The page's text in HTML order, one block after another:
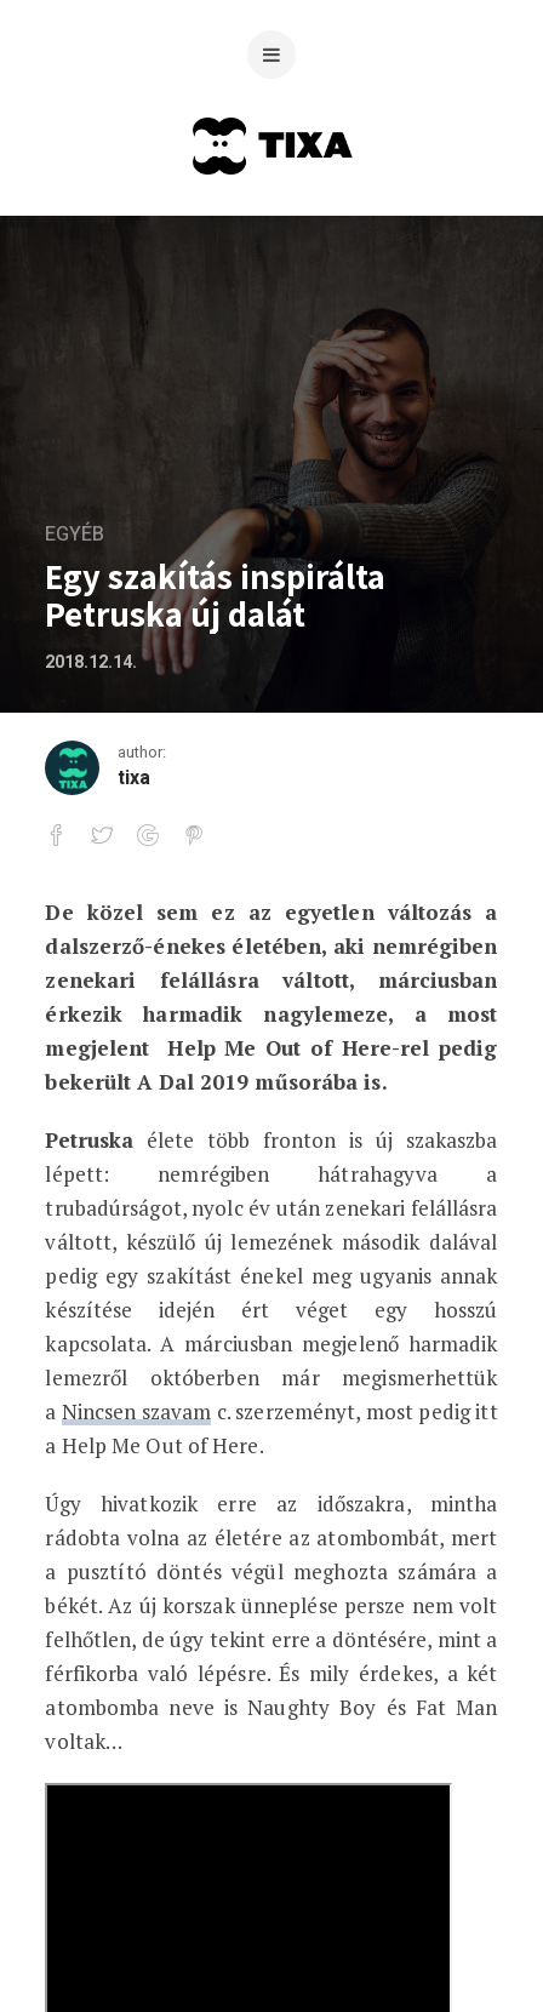
EGYÉB
Egy szakítás inspirálta
Petruska új dalát
2018.12.14.
author:
tixa
Egy szakítás inspirálta Petruska új
De közel sem ez az egyetlen változás a
dalszerző-énekes életében, aki nemrégiben
zenekari felállásra váltott, márciusban
érkezik harmadik nagylemeze, a most
megjelent Help Me Out of Here-rel pedig
bekerült A Dal 2019 műsorába is.
Petruska élete több fronton is új szakaszba
lépett: nemrégiben hátrahagyva a
trubadúrságot, nyolc év után zenekari felállásra
váltott, készülő új lemezének második dalával
pedig egy szakítást énekel meg ugyanis annak
készítése idején ért véget egy hosszú
kapcsolata. A márciusban megjelenő harmadik
lemezről októberben már megismerhettük
a Nincsen szavam c. szerzeményt, most pedig itt
a Help Me Out of Here.
Úgy hivatkozik erre az időszakra, mintha
rádobta volna az életére az atombombát, mert
a pusztító döntés végül meghozta számára a
békét. Az új korszak ünneplése persze nem volt
felhőtlen, de úgy tekint erre a döntésére, mint a
férfikorba való lépésre. És mily érdekes, a két
atombomba neve is Naughty Boy és Fat Man
voltak…